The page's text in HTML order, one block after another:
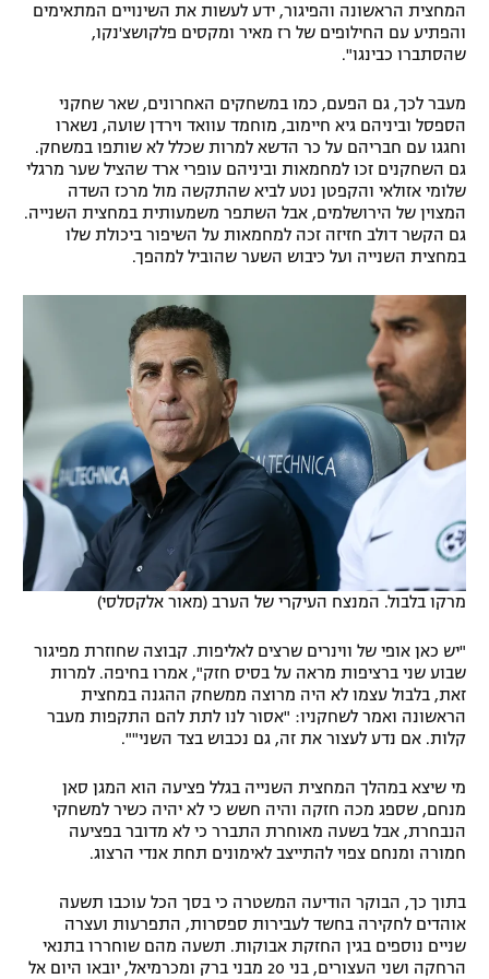
תקנון פעילות ספורט 1
הצטרפות לחבילת הערוצים
לוח דרושים – ג'ובנט
תגיות
המחצית הראשונה והפיגור, ידע לעשות את השינויים המתאימים
והפתיע עם החילופים של רז מאיר ומקסים פלקושצ'נקו,
שהסתברו כבינגו".
מעבר לכך, גם הפעם, כמו במשחקים האחרונים, שאר שחקני
הספסל וביניהם גיא חיימוב, מוחמד עוואד וירדן שועה, נשארו
וחגגו עם חבריהם על כר הדשא למרות שכלל לא שותפו במשחק.
גם השחקנים זכו למחמאות וביניהם עופרי ארד שהציל שער מרגלי
שלומי אזולאי והקפטן נטע לביא שהתקשה מול מרכז השדה
המצוין של הירושלמים, אבל השתפר משמעותית במחצית השנייה.
גם הקשר דולב חזיזה זכה למחמאות על השיפור ביכולת שלו
במחצית השנייה ועל כיבוש השער שהוביל למהפך.
מרקו בלבול. המנצח העיקרי של הערב (מאור אלקסלסי)
"יש כאן אופי של ווינרים שרצים לאליפות. קבוצה שחוזרת מפיגור
שבוע שני ברציפות מראה על בסיס חזק", אמרו בחיפה. למרות
זאת, בלבול עצמו לא היה מרוצה ממשחק ההגנה במחצית
הראשונה ואמר לשחקניו: "אסור לנו לתת להם התקפות מעבר
קלות. אם נדע לעצור את זה, גם נכבוש בצד השני"".
מי שיצא במהלך המחצית השנייה בגלל פציעה הוא המגן סאן
מנחם, שספג מכה חזקה והיה חשש כי לא יהיה כשיר למשחקי
הנבחרת, אבל בשעה מאוחרת התברר כי לא מדובר בפציעה
חמורה ומנחם צפוי להתייצב לאימונים תחת אנדי הרצוג.
בתוך כך, הבוקר הודיעה המשטרה כי בסך הכל עוכבו תשעה
אוהדים לחקירה בחשד לעבירות ספסרות, התפרעות ועצרה
שניים נוספים בגין החזקת אבוקות. תשעה מהם שוחררו בתנאי
הרחקה ושני העצורים, בני 20 מבני ברק ומכרמיאל, יובאו היום אל